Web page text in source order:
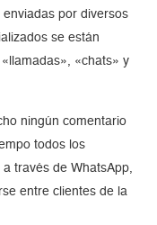
por diversos
se están
«chats» y
ningún comentario
todos los
través de WhatsApp,
entre clientes de la